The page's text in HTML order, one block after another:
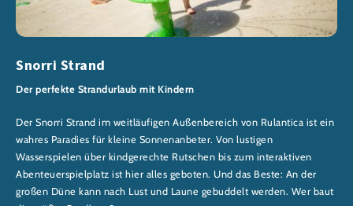
Snorri Strand
Der perfekte Strandurlaub mit Kindern
Der Snorri Strand im weitläufigen Außenbereich von Rulantica ist ein
wahres Paradies für kleine Sonnenanbeter. Von lustigen
Wasserspielen über kindgerechte Rutschen bis zum interaktiven
Abenteuerspielplatz ist hier alles geboten. Und das Beste: An der
großen Düne kann nach Lust und Laune gebuddelt werden. Wer baut